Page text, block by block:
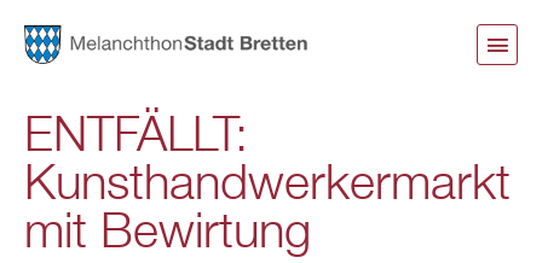
ENTFÄLLT:
Kunsthandwerkermarkt
mit Bewirtung